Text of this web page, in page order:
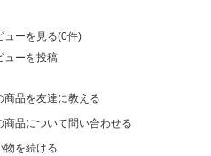
ューを見る(0件)
ューを投稿
商品を友達に教える
商品について問い合わせる
物を続ける